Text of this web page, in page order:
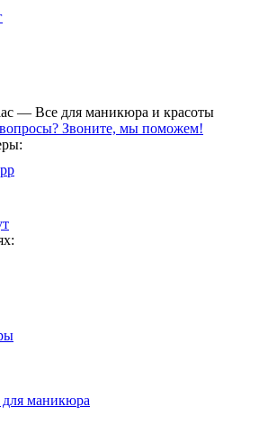
— Все для маникюра и красоты
Звоните, мы поможем!
маникюра